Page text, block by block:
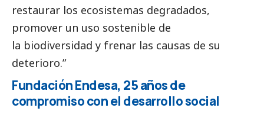
restaurar los ecosistemas degradados,
promover un uso sostenible de
la biodiversidad y frenar las causas de su
deterioro.”
Fundación Endesa, 25 años de
compromiso con el desarrollosocial